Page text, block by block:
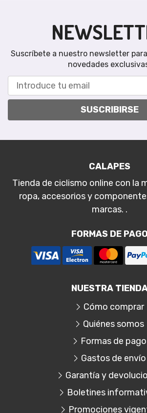
Suscríbete a nuestro newsletter
novedades
SUSCRIBIRSE
CALAPES
Tienda de ciclismo online con la
ropa, accesorios y
marcas. .
FORMAS DE PAGO
NUESTRA
Cómo comprar
Quiénes somos
Formas de pago
Gastos de envío
Garantía y
Boletines
Promociones